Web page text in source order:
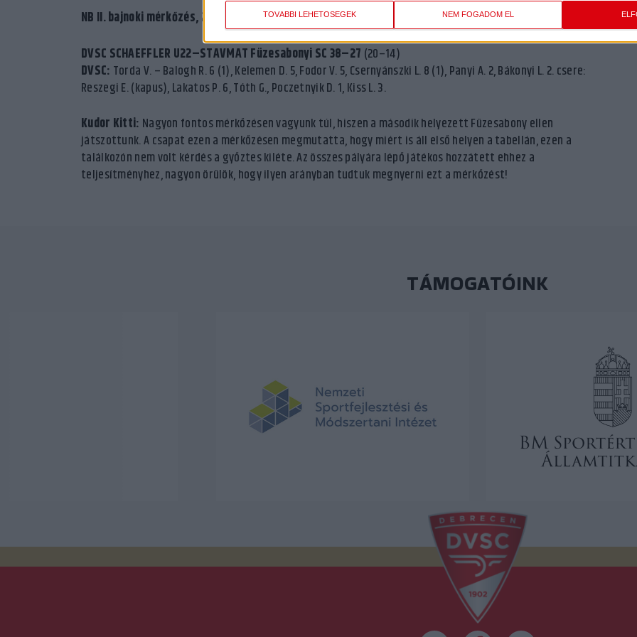
TOVÁBBI LEHETŐSÉGEK NEM FOGADOM EL
NB II. bajnoki mérkőzés, 20. forduló:
DVSC SCHAEFFLER U22–STAVMAT Füzesabonyi SC 38–27 (20–14)
DVSC: Torda V. – Balogh R. 6 (1), Kelemen D. 5, Fodor V. 5, Csernyánszki L. 8 (1), Panyi A. 2, Bákonyi L. 2. csere:
Reszegi E. (kapus), Lakatos P. 6, Tóth G., Poczetnyik D. 1, Kiss L. 3.
Kudor Kitti: Nagyon fontos mérkőzésen vagyunk túl, hiszen a második helyezett Füzesabony ellen
játszottunk. A csapat ezen a mérkőzésen megmutatta, hogy miért is áll első helyen a tabellán, ezen a
találkozón nem volt kérdés a győztes kiléte. Az összes pályára lépő játékos hozzátett ehhez a
teljesítményhez, nagyon örülök, hogy ilyen arányban tudtuk megnyerni ezt a mérkőzést!
TÁMOGATÓINK